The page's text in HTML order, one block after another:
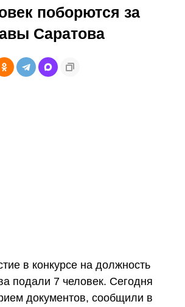
поборются за
Саратова
в конкурсе на должность
подали 7 человек. Сегодня
документов, сообщили в